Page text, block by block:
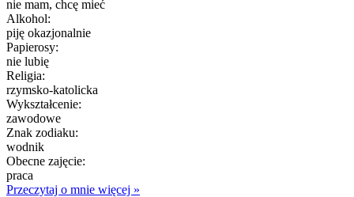
nie mam, chcę mieć
Alkohol:
piję okazjonalnie
Papierosy:
nie lubię
Religia:
rzymsko-katolicka
Wykształcenie:
zawodowe
Znak zodiaku:
wodnik
Obecne zajęcie:
praca
Przeczytaj o mnie więcej »